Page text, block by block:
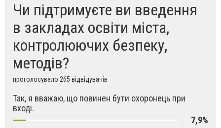
Чи підтримуєте ви введення
в закладах освіти міста,
контролюючих безпеку,
методів?
проголосувало 265 відвідувачів
Так, я вважаю, що повинен бути охоронець при
вході.
7,9%